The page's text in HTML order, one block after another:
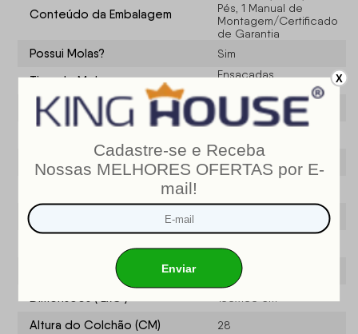
Conteúdo da Embalagem
Pés, 1 Manual de
Montagem/Certificado
de Garantia
Possui Molas? Sim
Tipo de Molas
Ensacadas
Densidade da Espuma
Quantidade de Pés 4
Tipo de Box
Casal
Dimensões ( LxC )
Altura do Colchão (CM) 28
X